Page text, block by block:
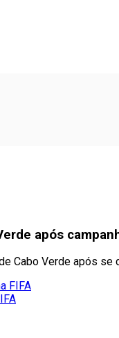
após
Cabo Verde após se
FIFA